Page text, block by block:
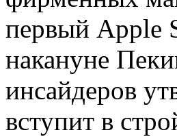
первый Apple
накануне
инсайдеров
вступит в